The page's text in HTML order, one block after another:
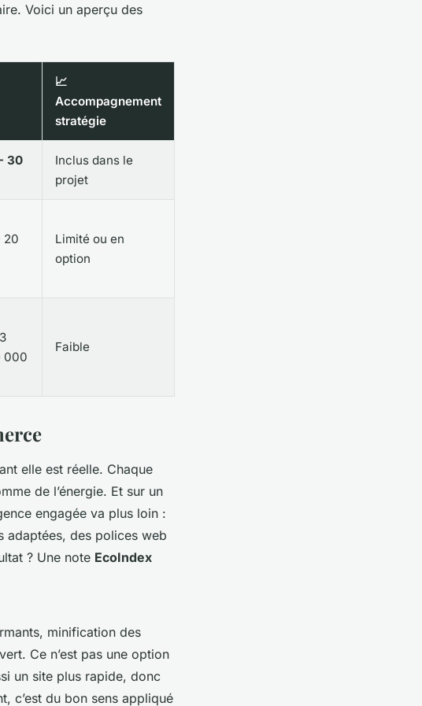
Voici un aperçu des
📈
Accompagnement
stratégie
30
Inclus dans le
projet
20
Limité ou en
option
000
Faible
elle est réelle. Chaque
de l’énergie. Et sur un
engagée va plus loin :
adaptées, des polices web
? Une note EcoIndex
minification des
Ce n’est pas une option
un site plus rapide, donc
c’est du bon sens appliqué